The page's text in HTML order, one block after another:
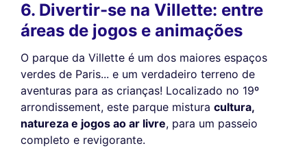
6. Divertir-se na Villette: entre
áreas de jogos e animações
O parque da Villette é um dos maiores espaços
verdes de Paris... e um verdadeiro terreno de
aventuras para as crianças! Localizado no 19º
arrondissement, este parque mistura cultura,
natureza e jogos ao ar livre, para um passeio
completo e revigorante.